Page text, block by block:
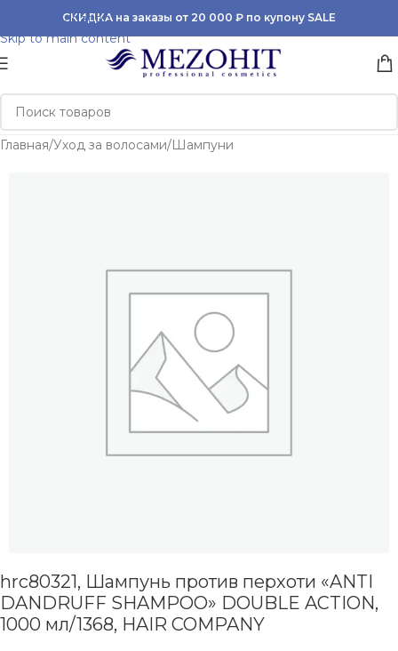
Skip to navigation
Skip to main content
СКИДКА на заказы от 20 000 ₽ по купону SALE
Главная/Уход за волосами/Шампуни
hrc80321, Шампунь против перхоти «ANTI
DANDRUFF SHAMPOO» DOUBLE ACTION,
1000 мл/1368, HAIR COMPANY